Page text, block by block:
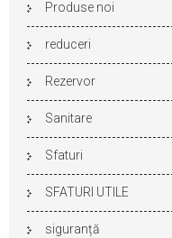
Produse noi
reduceri
Rezervor
Sanitare
Sfaturi
SFATURI UTILE
siguranță